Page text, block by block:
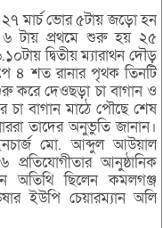
মার্চ ভোর ৫টায় জড়ো হন
৬ টায় প্রথমে শুরু হয় ২৫
দ্বিতীয় ম্যারাথন দৌড়
৪ শত রানার পৃথক তিনটি
করে দেওছড়া চা বাগান ও
চা বাগান মাঠে পৌছে শেষ
তাদের অনুভুতি জানান।
মো. আব্দুল আউয়াল
আনুষ্ঠানিক
অতিথি ছিলেন কমলগঞ্জ
ইউপি চেয়ারম্যান অলি